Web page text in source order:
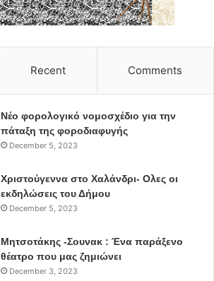
Recent Comments
Νέο φορολογικό νομοσχέδιο για την
πάταξη της φοροδιαφυγής
December 5, 2023
Χριστούγεννα στο Χαλάνδρι- Ολες οι
εκδηλώσεις του Δήμου
December 5, 2023
Μητσοτάκης -Σουνακ : Ένα παράξενο
θέατρο που μας ζημιώνει
December 3, 2023